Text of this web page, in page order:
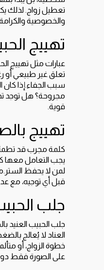
تعطيل زواج. لذلك
والخصوصية
تهييج
عبارات مثل تهييج
تعلق غير طبيعي أو
سبب الجفاء.إذا
مجروحة؟ هل توجد
قوية.
تهييج
كلمة مجرب قد تطمئن
يجب التعامل معها
لمن لا يحفظ
قبل أي توجيه، مع
جلب
جلب الحبيب العنيد
العناد لا يُعالج
خطوة الزواج، أو
على الصورة فقط